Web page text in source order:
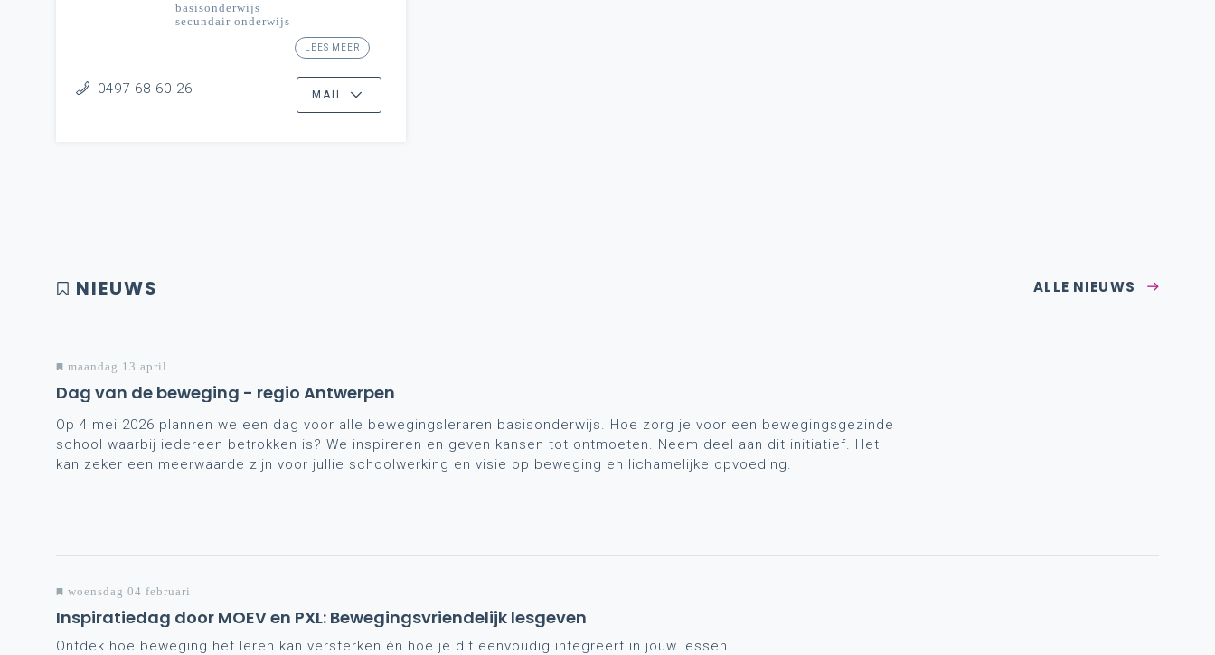
basisonderwijs
secundair onderwijs
LEES MEER
0497 68 60 26 MAIL
NIEUWS ALLE NIEUWS
maandag 13 april
Dag van de beweging - regio Antwerpen
Op 4 mei 2026 plannen we een dag voor alle bewegingsleraren basisonderwijs. Hoe zorg je voor een bewegingsgezinde
school waarbij iedereen betrokken is? We inspireren en geven kansen tot ontmoeten. Neem deel aan dit initiatief. Het
kan zeker een meerwaarde zijn voor jullie schoolwerking en visie op beweging en lichamelijke opvoeding.
woensdag 04 februari
Inspiratiedag door MOEV en PXL: Bewegingsvriendelijk lesgeven
Ontdek hoe beweging het leren kan versterken én hoe je dit eenvoudig integreert in jouw lessen.